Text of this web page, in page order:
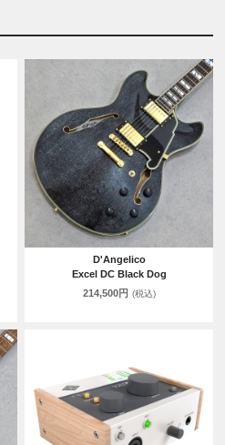
D'Angelico
Excel DC Black Dog
214,500円 (税込)